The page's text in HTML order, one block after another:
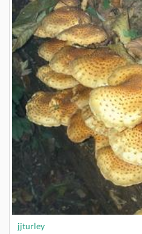
jjturley